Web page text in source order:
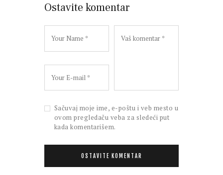
Ostavite komentar
Sačuvaj moje ime, e-poštu i veb mesto u
ovom pregledaču veba za sledeći put
kada komentarišem.